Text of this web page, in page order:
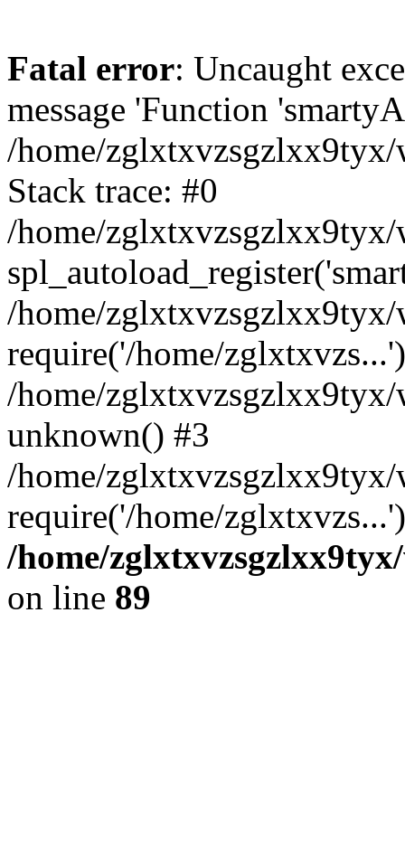
Fatal error: Uncaught
message 'Function
/home/zglxtxvzsgzlxx9tyx/
Stack trace: #0
/home/zglxtxvzsgzlxx9tyx/
/home/
require('/home/
/home/
unknown() #3
/home/
require('/home/
/home/
on line 89